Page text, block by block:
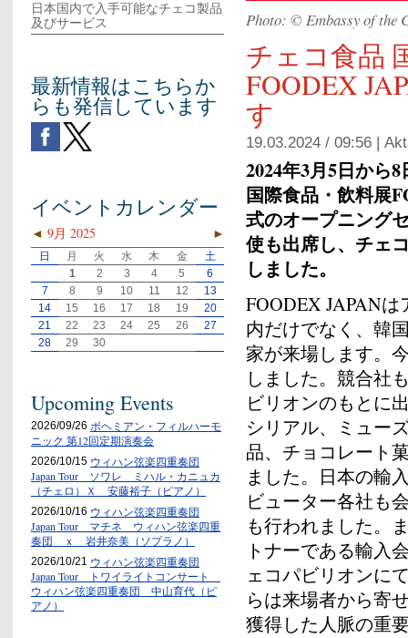
Photo: ©︎ Embassy of the
チェコ食品
FOODEX
す
19.03.2024 / 09:56 |
2024年3月5日から8
国際食品・飲料展
式のオープニング
使も出席し、チェ
しました。
FOODEX JAPAN
内だけでなく、韓
家が来場します。
しました。競合社
ビリオンのもとに
シリアル、ミュー
品、チョコレート
ました。日本の輸
ビューター各社も
も行われました。
トナーである輸入
ェコパビリオンに
らは来場者から寄
獲得した人脈の重
日本国内で入手可能なチェコ製品
及びサービス
最新情報はこちらか
らも発信しています
イベントカレンダー
◄ ►
9月 2025
日 月 火 水 木 金
土
1
2 3 4 5
6
7
8 9 10 11 12
13
14
15 16 17 18 19
20
21
22 23 24 25 26
27
28
29 30
Upcoming Events
2026/09/26 ボヘミアン・フィルハーモ
ニック 第12回定期演奏会
2026/10/15 ウィハン弦楽四重奏団
Japan Tour ソワレ ミハル・カニュカ
（チェロ）Ｘ 安藤裕子（ピアノ）
2026/10/16 ウィハン弦楽四重奏団
Japan Tour マチネ ウィハン弦楽四重
奏団 ｘ 岩井奈美（ソプラノ）
2026/10/21 ウィハン弦楽四重奏団
Japan Tour トワイライトコンサート
ウィハン弦楽四重奏団 中山育代（ピ
アノ）